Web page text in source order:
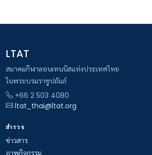
LTAT
สมาคมกีฬาลอนเทนนิสแห่งประเทศไทย
ในพระบรมราชูปถัมภ์
+66 2 503 4080
ltat_thai@ltat.org
สำรวจ
ข่าวสาร
ภาพกิจกรรม